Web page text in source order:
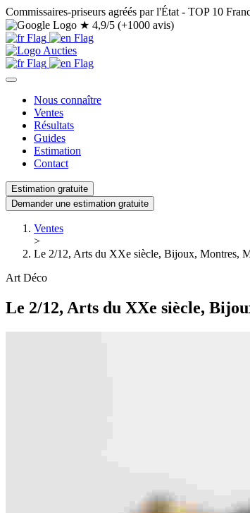
Commissaires-priseurs agréés par l'État - TOP 10
★ 4,9/5 (+1000 avis)
Nous connaître
Ventes
Résultats
Guides
Estimation
Contact
Estimation gratuite
Demander une estimation gratuite
Ventes
>
Le 2/12, Arts du XXe siècle, Bijoux, Montres,
Art Déco
Le 2/12, Arts du XXe siècle,